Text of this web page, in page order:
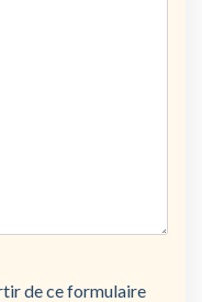
de ce formulaire